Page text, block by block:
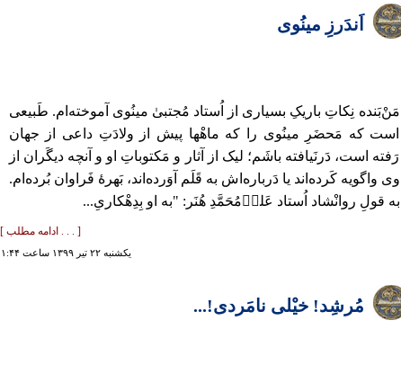
اَندَرزِ مینُوی
مَنْ‌بَنده نِکاتِ باریکِ بسیاری از اُستاد مُجتبیٰ مینُوی آموخته‌ام. طَبیعی
است که مَحضَرِ مینُوی را که ماهْها پیش از ولادَتِ داعی از جهان
رَفته است، دَرنَیافته باشَم؛ لیک از آثار و مَکتوباتِ او و آنچه دیگَران از
وی واگویه کَرده‌اند یا دَرباره‌اش به قَلَم آوَرده‌اند، بَهرۀ فَراوان بُرده‌ام.
به قولِ روانْشاد اُستاد عَلیٖ‌مُحَمَّدِ هُنَر: "به او بِدِهْکاریِ...
[ . . . ادامه مطلب ]
يكشنبه ۲۲ تير ۱۳۹۹ ساعت ۱۱:۴۴
مُرشِد! خیْلی نامَردی!...